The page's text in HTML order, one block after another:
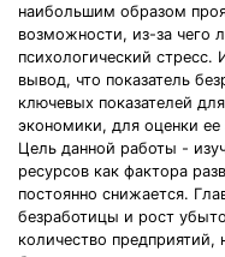
наибольшим образом
возможности, из-за чего
психологический
вывод, что показатель
ключевых показателей
экономики, для оценки ее
Цель данной работы -
ресурсов как фактора
постоянно снижается.
безработицы и рост
количество предприятий,